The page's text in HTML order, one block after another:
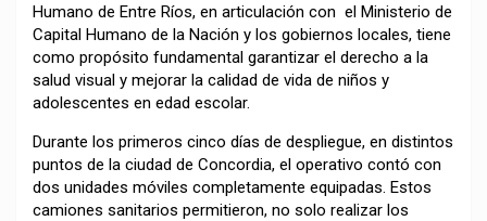
Humano de Entre Ríos, en articulación con el Ministerio de
Capital Humano de la Nación y los gobiernos locales, tiene
como propósito fundamental garantizar el derecho a la
salud visual y mejorar la calidad de vida de niños y
adolescentes en edad escolar.
Durante los primeros cinco días de despliegue, en distintos
puntos de la ciudad de Concordia, el operativo contó con
dos unidades móviles completamente equipadas. Estos
camiones sanitarios permitieron, no solo realizar los